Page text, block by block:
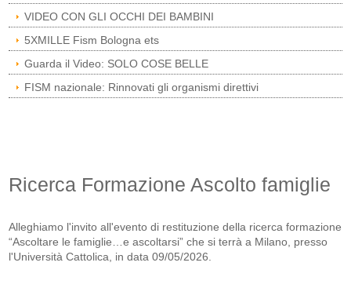
VIDEO CON GLI OCCHI DEI BAMBINI
5XMILLE Fism Bologna ets
Guarda il Video: SOLO COSE BELLE
FISM nazionale: Rinnovati gli organismi direttivi
Ricerca Formazione Ascolto famiglie
Alleghiamo l'invito all'evento di restituzione della ricerca formazione
“Ascoltare le famiglie…e ascoltarsi” che si terrà a Milano, presso
l'Università Cattolica, in data 09/05/2026.